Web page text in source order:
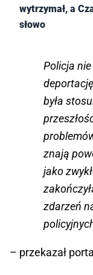
wytrzymał, a
słowo
Policja nie
była
znają
jako
zdarzeń
– przekazał